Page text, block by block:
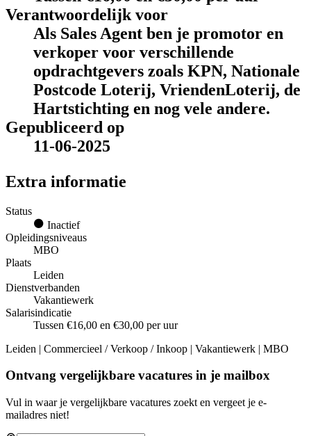
Verantwoordelijk voor
Als Sales Agent ben je promotor en
verkoper voor verschillende
opdrachtgevers zoals KPN, Nationale
Postcode Loterij, VriendenLoterij, de
Hartstichting en nog vele andere.
Gepubliceerd op
11-06-2025
Extra informatie
Status
Inactief
Opleidingsniveaus
MBO
Plaats
Leiden
Dienstverbanden
Vakantiewerk
Salarisindicatie
Tussen €16,00 en €30,00 per uur
Leiden | Commercieel / Verkoop / Inkoop | Vakantiewerk | MBO
Ontvang vergelijkbare vacatures in je mailbox
Vul in waar je vergelijkbare vacatures zoekt en vergeet je e-
mailadres niet!